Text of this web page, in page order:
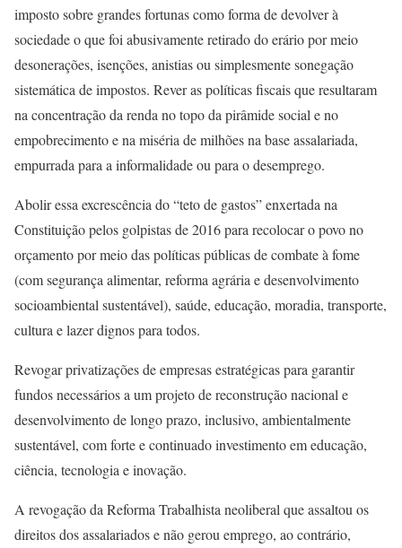
imposto sobre grandes fortunas como forma de devolver à
sociedade o que foi abusivamente retirado do erário por meio
desonerações, isenções, anistias ou simplesmente sonegação
sistemática de impostos. Rever as políticas fiscais que resultaram
na concentração da renda no topo da pirâmide social e no
empobrecimento e na miséria de milhões na base assalariada,
empurrada para a informalidade ou para o desemprego.
Abolir essa excrescência do “teto de gastos” enxertada na
Constituição pelos golpistas de 2016 para recolocar o povo no
orçamento por meio das políticas públicas de combate à fome
(com segurança alimentar, reforma agrária e desenvolvimento
socioambiental sustentável), saúde, educação, moradia, transporte,
cultura e lazer dignos para todos.
Revogar privatizações de empresas estratégicas para garantir
fundos necessários a um projeto de reconstrução nacional e
desenvolvimento de longo prazo, inclusivo, ambientalmente
sustentável, com forte e continuado investimento em educação,
ciência, tecnologia e inovação.
A revogação da Reforma Trabalhista neoliberal que assaltou os
direitos dos assalariados e não gerou emprego, ao contrário,